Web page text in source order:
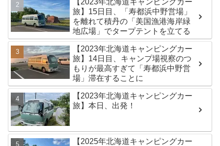
旅】15日目、「寿都浜中野営場」
を離れて積丹の「美国漁港海岸緑
地広場」でタープテントを立てる
【2023年北海道キャンピングカー
旅】14日目、キャンプ場視察のつ
もりが最高すぎて「寿都浜中野営
場」滞在することに
【2023年北海道キャンピングカー
旅】本日、出発！
【2025年北海道キャンピングカー